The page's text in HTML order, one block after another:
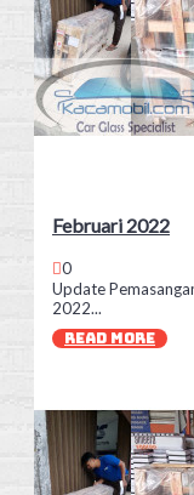
Februari 2022
0
Update
2022...
READ MORE